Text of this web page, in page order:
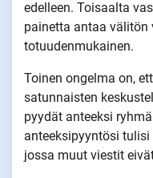
edelleen. Toisaalta
painetta antaa välitön
totuudenmukainen.
Toinen ongelma on,
satunnaisten
pyydät anteeksi
anteeksipyyntösi
jossa muut viestit